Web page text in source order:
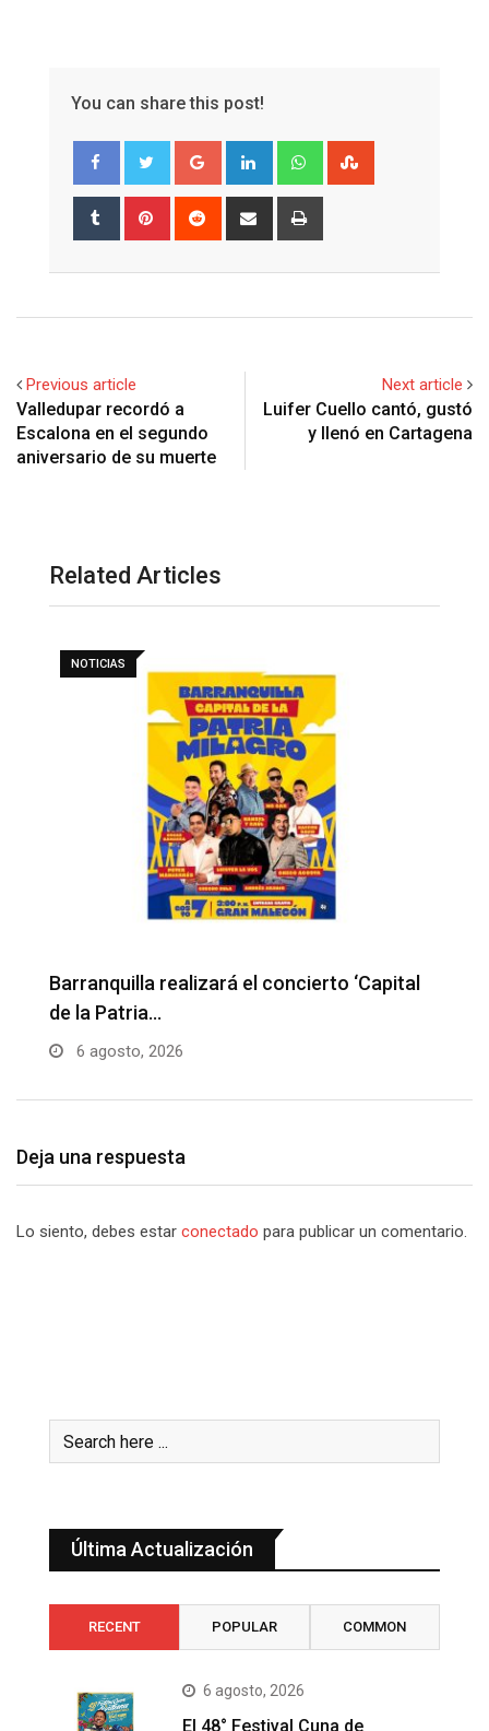
You can share this post!
Google+ LinkedIn Whatsapp
Tumblr Pinterest Reddit
Share
Previous article
Valledupar recordó a
Escalona en el segundo
aniversario de su muerte
Next article
Luifer Cuello cantó, gustó
y llenó en Cartagena
Related Articles
NOTICIAS
Barranquilla realizará el concierto ‘Capital
de la Patria…
6 agosto, 2026
Deja una respuesta
Lo siento, debes estar conectado para publicar un comentario.
Última Actualización
RECENT POPULAR COMMON
6 agosto, 2026
El 48° Festival Cuna de